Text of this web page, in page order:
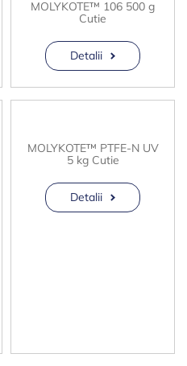
MOLYKOTE™ 106 500 g
Cutie
Detalii
MOLYKOTE™ PTFE-N UV
5 kg Cutie
Detalii